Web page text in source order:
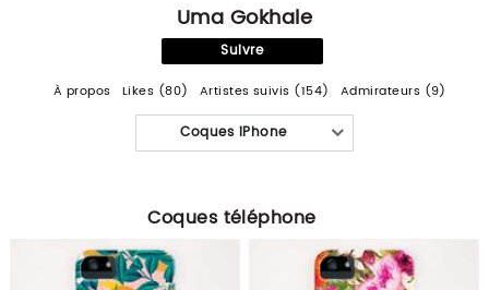
Uma Gokhale
Suivre
À propos Likes (80) Artistes suivis (154) Admirateurs (9)
Coques iPhone
Coques téléphone